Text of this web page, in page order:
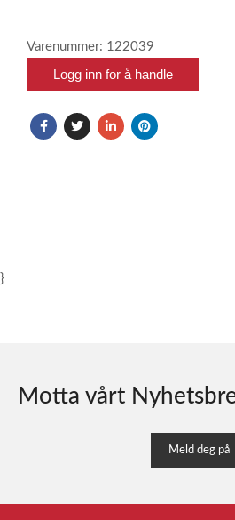
Varenummer: 122039
Logg inn for å handle
}
Motta vårt
Meld deg på